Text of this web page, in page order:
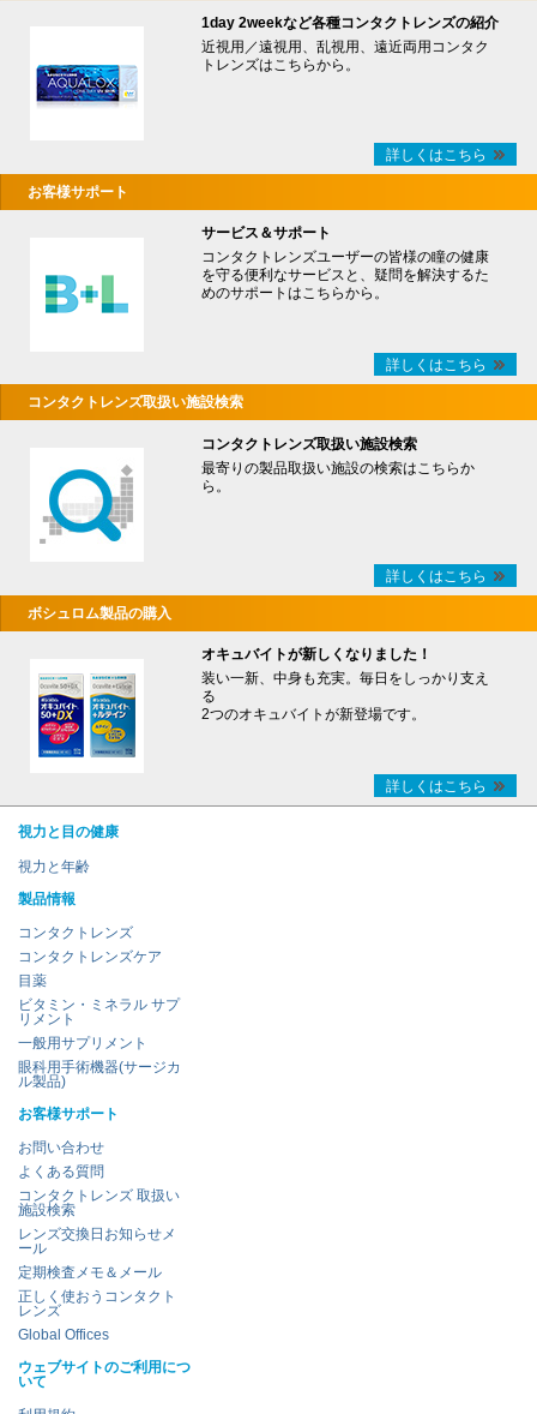
1day 2weekなど各種コンタクトレンズの紹介
近視用／遠視用、乱視用、遠近両用コンタク
トレンズはこちらから。
詳しくはこちら
お客様サポート
サービス＆サポート
コンタクトレンズユーザーの皆様の瞳の健康
を守る便利なサービスと、疑問を解決するた
めのサポートはこちらから。
詳しくはこちら
コンタクトレンズ取扱い施設検索
コンタクトレンズ取扱い施設検索
最寄りの製品取扱い施設の検索はこちらか
ら。
詳しくはこちら
ボシュロム製品の購入
オキュバイトが新しくなりました！
装い一新、中身も充実。毎日をしっかり支え
る
2つのオキュバイトが新登場です。
詳しくはこちら
視力と目の健康
視力と年齢
製品情報
コンタクトレンズ
コンタクトレンズケア
目薬
ビタミン・ミネラル サプ
リメント
一般用サプリメント
眼科用手術機器(サージカ
ル製品)
お客様サポート
お問い合わせ
よくある質問
コンタクトレンズ 取扱い
施設検索
レンズ交換日お知らせメ
ール
定期検査メモ＆メール
正しく使おうコンタクト
レンズ
Global Offices
ウェブサイトのご利用につ
いて